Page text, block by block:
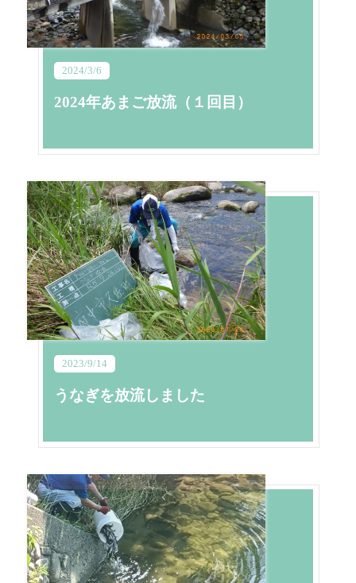
2024/3/6
2024年あまご放流（１回目）
2023/9/14
うなぎを放流しました